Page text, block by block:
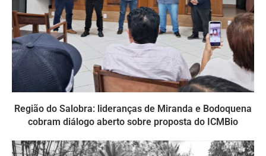
Região do Salobra: lideranças de Miranda e Bodoquena
cobram diálogo aberto sobre proposta do ICMBio